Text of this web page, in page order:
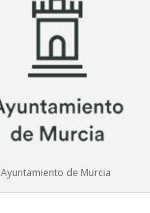
Ayuntamiento de Murcia